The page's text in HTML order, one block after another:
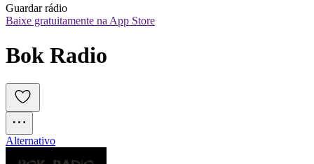
Guardar rádio
Baixe gratuitamente na App Store
Bok Radio
Alternativo